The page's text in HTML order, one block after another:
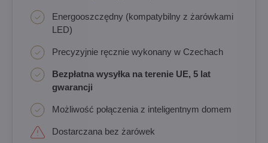
Energooszczędny (kompatybilny z żarówkami
LED)
Precyzyjnie ręcznie wykonany w Czechach
Bezpłatna wysyłka na terenie UE, 5 lat
gwarancji
Możliwość połączenia z inteligentnym domem
Dostarczana bez żarówek